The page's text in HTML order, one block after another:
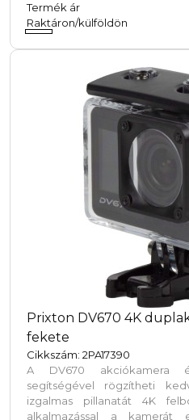
Termék ár
Raktáron/külföldön
Prixton DV670 4K
fekete
Cikkszám: 2PA17390
A DV670 akciókamera
segítségével rögzítheti
izgalmas pillanatát 4K
alkalmazással a kamerát